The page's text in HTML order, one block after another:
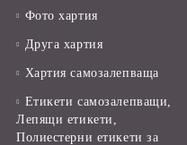
Фото хартия
Друга хартия
Хартия самозалепваща
Етикети самозалепващи,
Лепящи етикети,
Полиестерни етикети за